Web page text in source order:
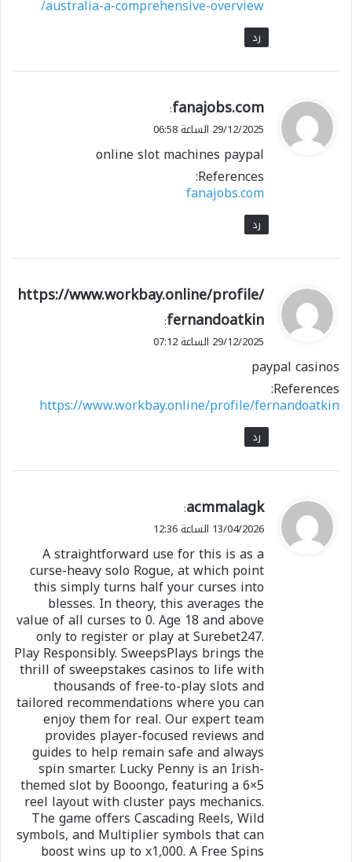
australia-a-comprehensive-overview/
رد
ي
ق
ل
fanajobs.com
:
29/12/2025 الساعة 06:58
online slot machines paypal
References:
fanajobs.com
رد
ي
و
ل
https://www.workbay.online/profile/
fernandoatkin
:
29/12/2025 الساعة 07:12
paypal casinos
References:
https://www.workbay.online/profile/fernandoatkin
رد
ي
ق
ل
acmmalagk
:
13/04/2026 الساعة 12:36
A straightforward use for this is as a
curse-heavy solo Rogue, at which point
this simply turns half your curses into
blesses. In theory, this averages the
value of all curses to 0. Age 18 and above
only to register or play at Surebet247.
Play Responsibly. SweepsPlays brings the
thrill of sweepstakes casinos to life with
thousands of free-to-play slots and
tailored recommendations where you can
enjoy them for real. Our expert team
provides player-focused reviews and
guides to help remain safe and always
spin smarter. Lucky Penny is an Irish-
themed slot by Booongo, featuring a 6×5
reel layout with cluster pays mechanics.
The game offers Cascading Reels, Wild
symbols, and Multiplier symbols that can
boost wins up to x1,000. A Free Spins